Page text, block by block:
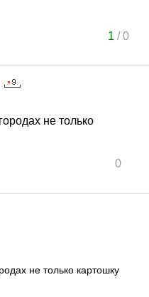
1 /0
не только
0
не только картошку